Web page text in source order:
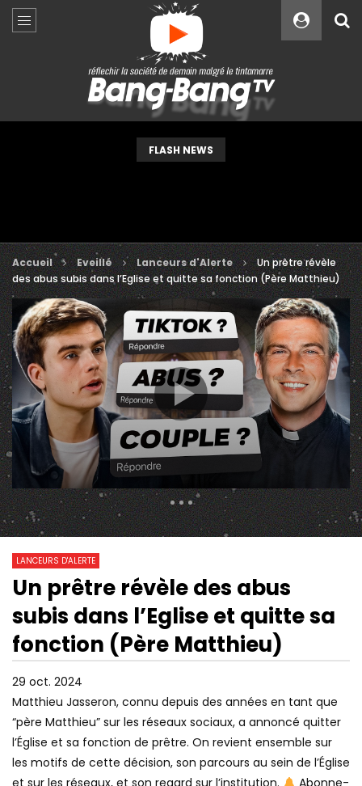
FLASH NEWS
Accueil Eveillé Lanceurs d'Alerte
Un prêtre révèle
des abus subis dans l’Eglise et quitte sa fonction (Père Matthieu)
307 Views
10 416 0
Watch Later
01:06:16
VOUS DEVREZ BIENTÔT VOUS
IDENTIFIER PARTOUT… SAUF SI
VOUS FAITES ÇA !
59:10
QUI VEUT LA PEAU DE
D’ALERTE ?
LANCEURS D'ALERTE
Un prêtre révèle des abus
subis dans l’Eglise et quitte sa
fonction (Père Matthieu)
29 oct. 2024
Matthieu Jasseron, connu depuis des années en tant que
“père Matthieu” sur les réseaux sociaux, a annoncé quitter
l’Église et sa fonction de prêtre. On revient ensemble sur
les motifs de cette décision, son parcours au sein de l’Église
Custom Amount
VEUILLEZ PATIENTER...